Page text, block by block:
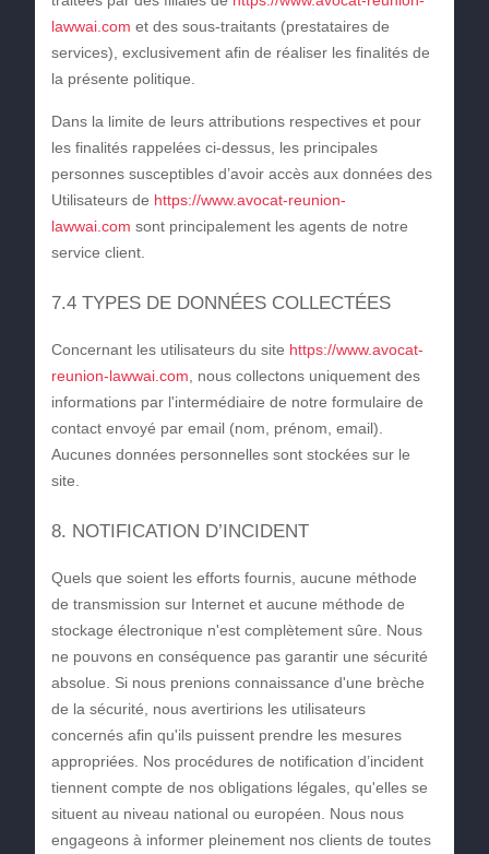
lawwai.com et des sous-traitants (prestataires de
services), exclusivement afin de réaliser les finalités de
la présente politique.
Dans la limite de leurs attributions respectives et pour
les finalités rappelées ci-dessus, les principales
personnes susceptibles d’avoir accès aux données des
Utilisateurs de https://www.avocat-reunion-
lawwai.com sont principalement les agents de notre
service client.
7.4 TYPES DE DONNÉES COLLECTÉES
Concernant les utilisateurs du site https://www.avocat-
reunion-lawwai.com , nous collectons uniquement des
informations par l'intermédiaire de notre formulaire de
contact envoyé par email (nom, prénom, email).
Aucunes données personnelles sont stockées sur le
site.
8. NOTIFICATION D’INCIDENT
Quels que soient les efforts fournis, aucune méthode
de transmission sur Internet et aucune méthode de
stockage électronique n'est complètement sûre. Nous
ne pouvons en conséquence pas garantir une sécurité
absolue. Si nous prenions connaissance d'une brèche
de la sécurité, nous avertirions les utilisateurs
concernés afin qu'ils puissent prendre les mesures
appropriées. Nos procédures de notification d’incident
tiennent compte de nos obligations légales, qu'elles se
situent au niveau national ou européen. Nous nous
engageons à informer pleinement nos clients de toutes